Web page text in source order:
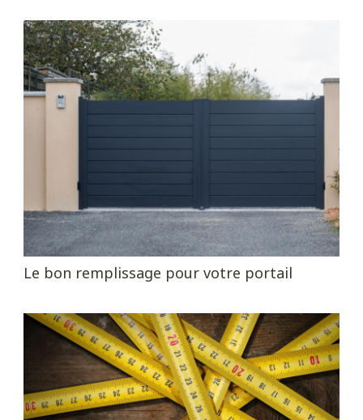
Le bon remplissage pour votre portail